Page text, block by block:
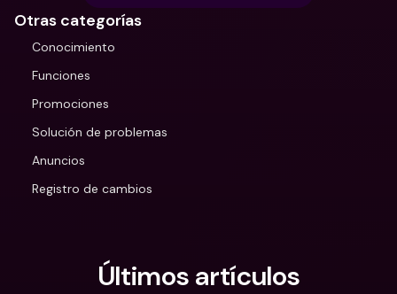
Otras categorías
Conocimiento
Funciones
Promociones
Solución de problemas
Anuncios
Registro de cambios
Últimos artículos